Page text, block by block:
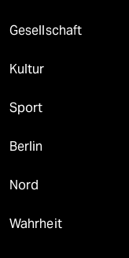
Gesellschaft
Kultur
Sport
Berlin
Nord
Wahrheit